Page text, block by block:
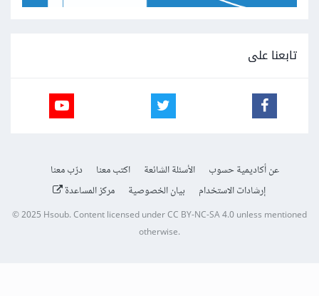
تابعنا على
عن أكاديمية حسوب الأسئلة الشائعة اكتب معنا
درّب معنا
إرشادات الاستخدام
بيان الخصوصية مركز المساعدة
© 2025 Hsoub.Content licensed underCC BY-NC-SA 4.0unless mentioned
otherwise.